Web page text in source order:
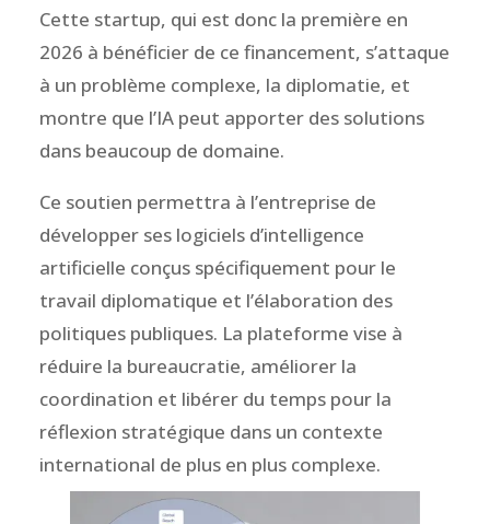
Cette startup, qui est donc la première en
2026 à bénéficier de ce financement, s’attaque
à un problème complexe, la diplomatie, et
montre que l’IA peut apporter des solutions
dans beaucoup de domaine.
Ce soutien permettra à l’entreprise de
développer ses logiciels d’intelligence
artificielle conçus spécifiquement pour le
travail diplomatique et l’élaboration des
politiques publiques. La plateforme vise à
réduire la bureaucratie, améliorer la
coordination et libérer du temps pour la
réflexion stratégique dans un contexte
international de plus en plus complexe.